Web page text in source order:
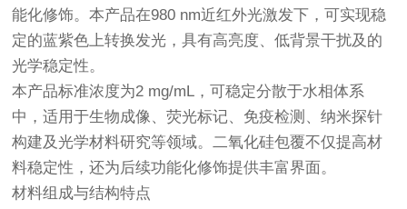
能化修饰。本产品在980 nm近红外光激发下，可实现稳
定的蓝紫色上转换发光，具有高亮度、低背景干扰及的
光学稳定性。
本产品标准浓度为2 mg/mL，可稳定分散于水相体系
中，适用于生物成像、荧光标记、免疫检测、纳米探针
构建及光学材料研究等领域。二氧化硅包覆不仅提高材
料稳定性，还为后续功能化修饰提供丰富界面。
材料组成与结构特点